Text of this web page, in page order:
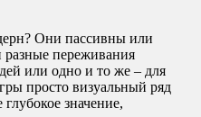
Они пассивны или
переживания
или одно и то же – для
просто визуальный ряд
значение,